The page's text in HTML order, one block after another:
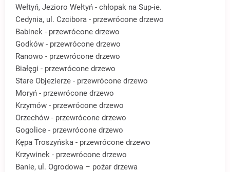
Wełtyń, Jezioro Wełtyń - chłopak na Sup-ie.
Cedynia, ul. Czcibora - przewrócone drzewo
Babinek - przewrócone drzewo
Godków - przewrócone drzewo
Ranowo - przewrócone drzewo
Białęgi - przewrócone drzewo
Stare Objezierze - przewrócone drzewo
Moryń - przewrócone drzewo
Krzymów - przewrócone drzewo
Orzechów - przewrócone drzewo
Gogolice - przewrócone drzewo
Kępa Troszyńska - przewrócone drzewo
Krzywinek - przewrócone drzewo
Banie, ul. Ogrodowa – pożar drzewa